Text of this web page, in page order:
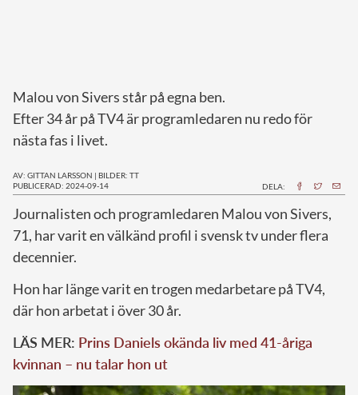
Monacos furstehus
Malou von Sivers står på egna ben.
Efter 34 år på TV4 är programledaren nu redo för
nästa fas i livet.
AV: GITTAN LARSSON | BILDER: TT
PUBLICERAD: 2024-09-14
DELA:
Journalisten och programledaren Malou von Sivers,
71, har varit en välkänd profil i svensk tv under flera
decennier.
Hon har länge varit en trogen medarbetare på TV4,
där hon arbetat i över 30 år.
LÄS MER: Prins Daniels okända liv med 41-åriga
kvinnan – nu talar hon ut